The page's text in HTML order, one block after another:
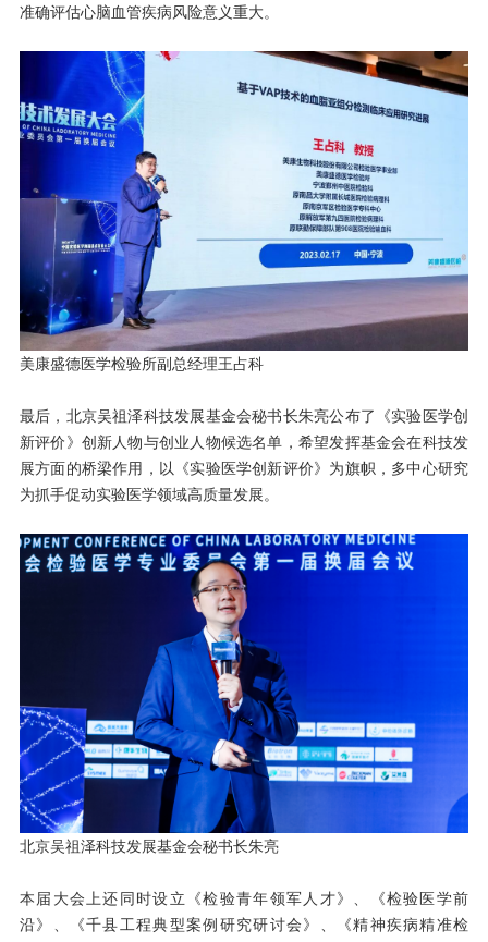
准确评估心脑血管疾病风险意义重大。
美康盛德医学检验所副总经理王占科
最后，北京吴祖泽科技发展基金会秘书长朱亮公布了《实验医学创
新评价》创新人物与创业人物候选名单，希望发挥基金会在科技发
展方面的桥梁作用，以《实验医学创新评价》为旗帜，多中心研究
为抓手促动实验医学领域高质量发展。
北京吴祖泽科技发展基金会秘书长朱亮
本届大会上还同时设立《检验青年领军人才》、《检验医学前
沿》、《千县工程典型案例研究研讨会》、《精神疾病精准检